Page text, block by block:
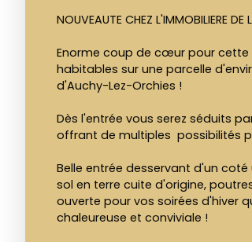
NOUVEAUTE CHEZ L'IMMOBILIERE DE
Enorme coup de cœur pour cette
habitables sur une parcelle
d'Auchy-Lez-Orchies !
Dès l'entrée vous serez séduits
offrant de multiples possibilités
Belle entrée desservant d'un
sol en terre cuite d'origine,
ouverte pour vos soirées d'hiver
chaleureuse et conviviale !